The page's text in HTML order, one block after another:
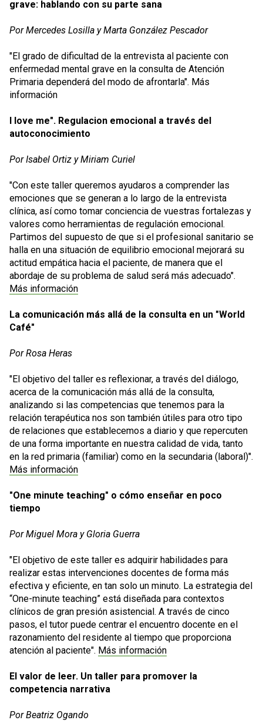
grave: hablando con su parte sana
Por Mercedes Losilla y Marta González Pescador
"El grado de dificultad de la entrevista al paciente con
enfermedad mental grave en la consulta de Atención
Primaria dependerá del modo de afrontarla". Más
información
I love me". Regulacion emocional a través del
autoconocimiento
Por Isabel Ortiz y Miriam Curiel
"Con este taller queremos ayudaros a comprender las
emociones que se generan a lo largo de la entrevista
clínica, así como tomar conciencia de vuestras fortalezas y
valores como herramientas de regulación emocional.
Partimos del supuesto de que si el profesional sanitario se
halla en una situación de equilibrio emocional mejorará su
actitud empática hacia el paciente, de manera que el
abordaje de su problema de salud será más adecuado".
Más información
La comunicación más allá de la consulta en un "World
Café"
Por Rosa Heras
"El objetivo del taller es reflexionar, a través del diálogo,
acerca de la comunicación más allá de la consulta,
analizando si las competencias que tenemos para la
relación terapéutica nos son también útiles para otro tipo
de relaciones que establecemos a diario y que repercuten
de una forma importante en nuestra calidad de vida, tanto
en la red primaria (familiar) como en la secundaria (laboral)".
Más información
"One minute teaching" o cómo enseñar en poco
tiempo
Por Miguel Mora y Gloria Guerra
"El objetivo de este taller es adquirir habilidades para
realizar estas intervenciones docentes de forma más
efectiva y eficiente, en tan solo un minuto. La estrategia del
“One-minute teaching” está diseñada para contextos
clínicos de gran presión asistencial. A través de cinco
pasos, el tutor puede centrar el encuentro docente en el
razonamiento del residente al tiempo que proporciona
atención al paciente". Más información
El valor de leer. Un taller para promover la
competencia narrativa
Por Beatriz Ogando